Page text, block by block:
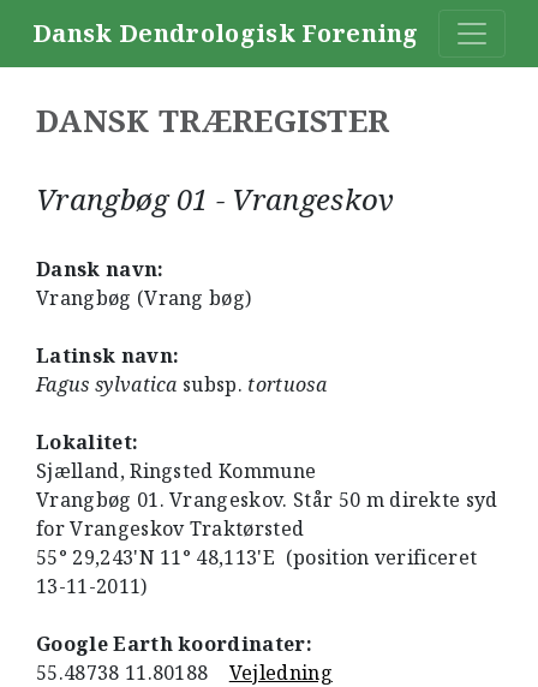
Dansk Dendrologisk Forening
DANSK TRÆREGISTER
Vrangbøg 01 - Vrangeskov
Dansk navn:
Vrangbøg (Vrang bøg)
Latinsk navn:
Fagus sylvatica subsp. tortuosa
Lokalitet:
Sjælland, Ringsted Kommune
Vrangbøg 01. Vrangeskov. Står 50 m direkte syd
for Vrangeskov Traktørsted
55° 29,243'N 11° 48,113'E (position verificeret
13-11-2011)
Google Earth koordinater:
55.48738 11.80188 Vejledning